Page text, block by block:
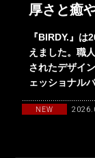
厚さと癒
『BIRDY.』
えました。職
されたデザイ
ェッショナル
NEW